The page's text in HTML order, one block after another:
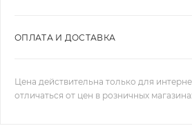
ОПЛАТА И ДОСТАВКА
Цена действительна только для
отличаться от цен в розничных